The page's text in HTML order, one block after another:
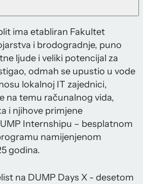
ima etabliran Fakultet
i brodogradnje, puno
ljude i veliki potencijal za
odmah se upustio u vode
lokalnoj IT zajednici,
na temu računalnog vida,
i njihove primjene
Internshipu – besplatnom
namijenjenom
godina.
na DUMP Days X - desetom